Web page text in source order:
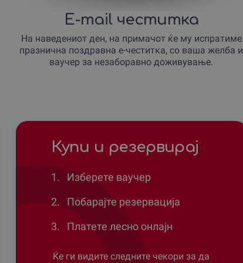
E-mail честитка
На наведениот ден, на примачот ќе му испратиме
празнична поздравна е-честитка, со ваша желба и
ваучер за незаборавно доживување.
Купи и резервирај
1.
Изберете ваучер
2.
Побарајте резервација
3.
Платете лесно онлајн
Ќе ги видите следните чекори за да